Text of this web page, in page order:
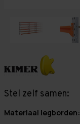
Stel zelf samen:
Materiaal legborden: